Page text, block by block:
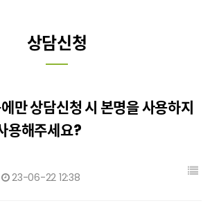
전화상담예약
방문상담예약
상담신청
만 상담신청 시 본명을 사용하지
용해주세요?
23-06-22 12:38